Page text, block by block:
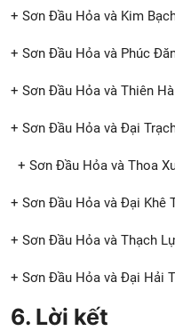
+ Sơn Đầu Hỏa và Kim
+ Sơn Đầu Hỏa và Phúc
+ Sơn Đầu Hỏa và Thiên
+ Sơn Đầu Hỏa và Đại
+ Sơn Đầu Hỏa và Thoa
+ Sơn Đầu Hỏa và Đại Khê
+ Sơn Đầu Hỏa và Thạch
+ Sơn Đầu Hỏa và Đại Hải
6. Lời kết